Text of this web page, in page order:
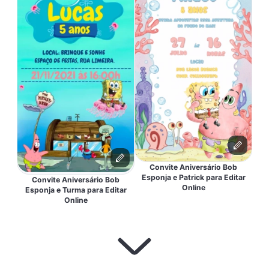
Convite Aniversário Bob
Esponja e Turma para Editar
Online
Convite Aniversário Bob
Esponja e Patrick para Editar
Online